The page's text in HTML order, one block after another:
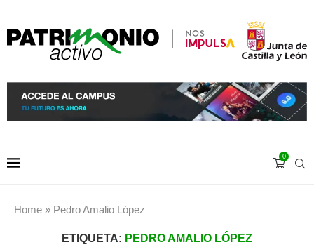
0
Home » Pedro Amalio López
ETIQUETA: PEDRO AMALIO LÓPEZ